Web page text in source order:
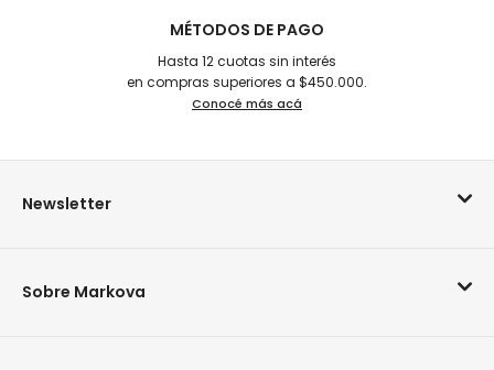
MÉTODOS DE PAGO
Hasta 12 cuotas sin interés
en compras superiores a $450.000.
Conocé más acá
Newsletter
Sobre Markova